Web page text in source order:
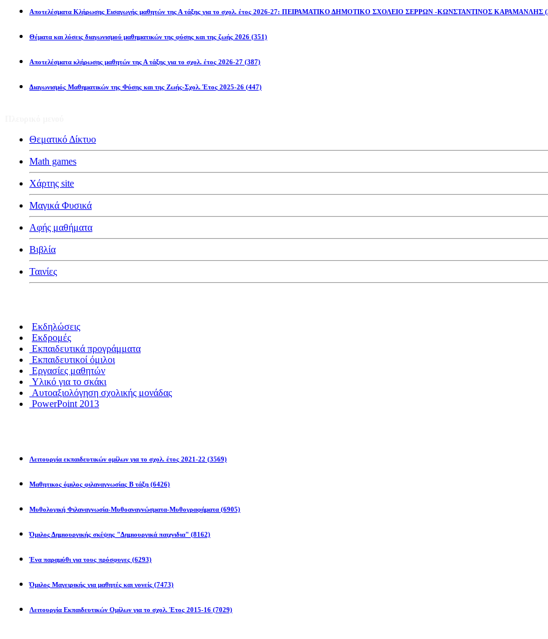
Αποτελέσματα Κλήρωσης Εισαγωγής μαθητών της Α τάξης για το σχολ. έτος 2026-27: ΠΕΙΡΑΜΑΤΙΚΟ ΔΗΜΟΤΙΚΟ ΣΧΟΛΕΙΟ ΣΕΡΡΩΝ -ΚΩΝΣΤΑΝΤΙΝΟΣ ΚΑΡΑΜΑΝΛΗΣ
Θέματα και λύσεις διαγωνισμού μαθηματικών της φύσης και της ζωής 2026 (351)
Αποτελέσματα κλήρωσης μαθητών της Α τάξης για το σχολ. έτος 2026-27 (387)
Διαγωνισμός Μαθηματικών της Φύσης και της Ζωής-Σχολ. Έτος 2025-26 (447)
Θεματικό Δίκτυο
Math games
Χάρτης site
Μαγικά Φυσικά
Αφής μαθήματα
Βιβλία
Ταινίες
Εκδηλώσεις
Εκδρομές
Εκπαιδευτικά προγράμματα
Εκπαιδευτικοί όμιλοι
Εργασίες μαθητών
Υλικό για το σκάκι
Αυτοαξιολόγηση σχολικής μονάδας
PowerPoint 2013
Λειτουργία εκπαιδευτικών ομίλων για το σχολ. έτος 2021-22 (3569)
Μαθητικος όμιλος φιλαναγνωσίας Β τάξη (6426)
Μυθολογική Φιλαναγνωσία-Μυθοαναγνώσματα-Μυθογραφήματα (6905)
Όμιλος Δημιουργικής σκέψης "Δημιουργικά παιχνιδια" (8162)
Ένα παραμύθι για τους πρόσφυγες (6293)
Όμιλος Μαγειρικής για μαθητές και γονείς (7473)
Λειτουργία Εκπαιδευτικών Ομίλων για το σχολ. Έτος 2015-16 (7029)